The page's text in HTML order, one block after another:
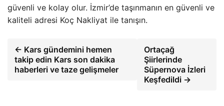
güvenli ve kolay olur. İzmir’de taşınmanın en güvenli ve
kaliteli adresi Koç Nakliyat ile tanışın.
← Kars gündemini hemen
takip edin Kars son dakika
haberleri ve taze gelişmeler
Ortaçağ
Şiirlerinde
Süpernova İzleri
Keşfedildi →